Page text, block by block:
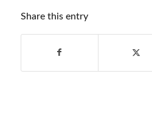
Share this entry